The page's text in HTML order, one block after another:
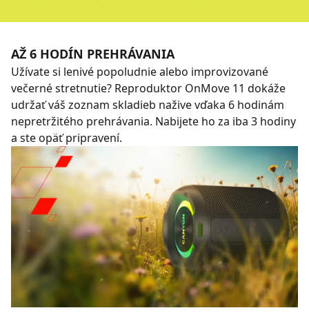
AŽ 6 HODÍN PREHRÁVANIA
Užívate si lenivé popoludnie alebo improvizované
večerné stretnutie? Reproduktor OnMove 11 dokáže
udržať váš zoznam skladieb nažive vďaka 6 hodinám
nepretržitého prehrávania. Nabijete ho za iba 3 hodiny
a ste opäť pripravení.